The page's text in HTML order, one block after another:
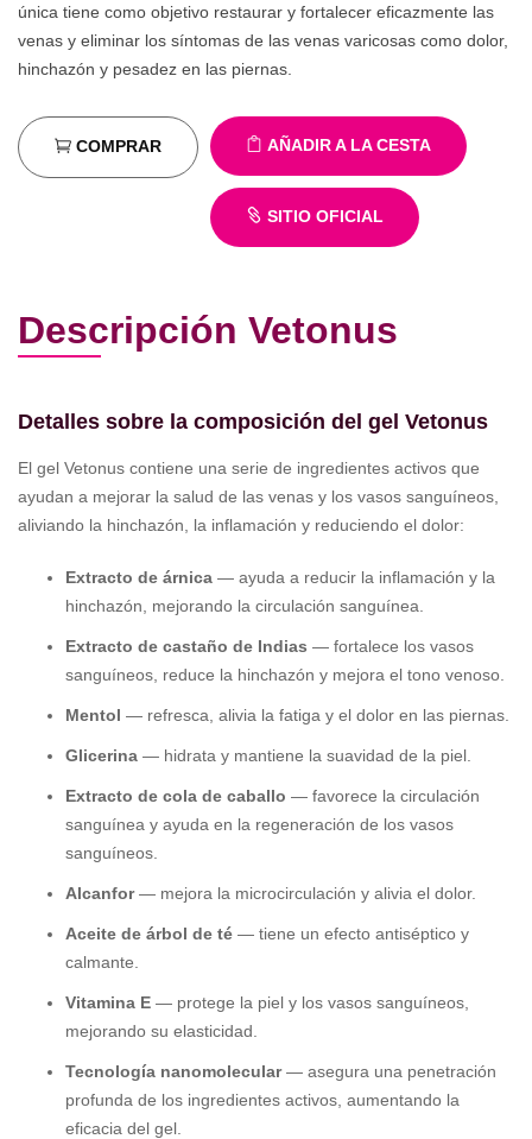
única tiene como objetivo restaurar y fortalecer eficazmente las
venas y eliminar los síntomas de las venas varicosas como dolor,
hinchazón y pesadez en las piernas.
AÑADIR A LA CESTA
COMPRAR
SITIO OFICIAL
Descripción Vetonus
Detalles sobre la composición del gel Vetonus
El gel Vetonus contiene una serie de ingredientes activos que
ayudan a mejorar la salud de las venas y los vasos sanguíneos,
aliviando la hinchazón, la inflamación y reduciendo el dolor:
Extracto de árnica — ayuda a reducir la inflamación y la
hinchazón, mejorando la circulación sanguínea.
Extracto de castaño de Indias — fortalece los vasos
sanguíneos, reduce la hinchazón y mejora el tono venoso.
Mentol — refresca, alivia la fatiga y el dolor en las piernas.
Glicerina — hidrata y mantiene la suavidad de la piel.
Extracto de cola de caballo — favorece la circulación
sanguínea y ayuda en la regeneración de los vasos
sanguíneos.
Alcanfor— mejora la microcirculación y alivia el dolor.
Aceite de árbol de té — tiene un efecto antiséptico y
calmante.
Vitamina E — protege la piel y los vasos sanguíneos,
mejorando su elasticidad.
Tecnología nanomolecular— asegura una penetración
profunda de los ingredientes activos, aumentando la
eficacia del gel.